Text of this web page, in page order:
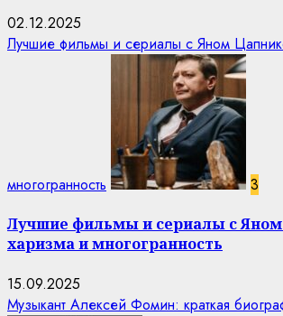
02.12.2025
Лучшие фильмы и сериалы с Яном
многогранность 3
Лучшие фильмы и сериалы с
харизма и многогранность
15.09.2025
Музыкант Алексей Фомин: краткая